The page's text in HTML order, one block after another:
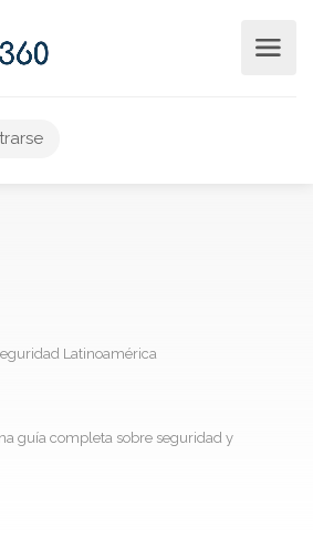
Latinoamérica
guía completa sobre seguridad y